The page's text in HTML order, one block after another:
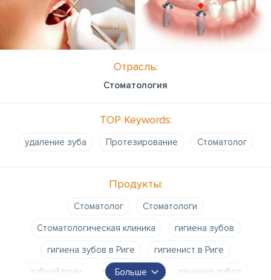
Отрасль:
Стоматология
TOP Keywords:
удаление зуба Протезирование Стоматолог
Продукты:
Стоматолог
Стоматологи
Стоматологическая клиника
гигиена зубов
гигиена зубов в Риге
гигиенист в Риге
зубной врач
зубные врачи
лечение зубов
Больше